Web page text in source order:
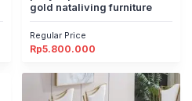
gold nataliving furniture
Regular Price
Rp5.800.000